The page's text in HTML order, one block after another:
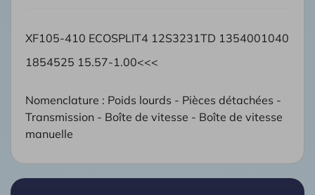
XF105-410 ECOSPLIT4 12S3231TD 1354001040
1854525 15.57-1.00<<<
Nomenclature : Poids lourds - Pièces détachées -
Transmission - Boîte de vitesse - Boîte de vitesse
manuelle